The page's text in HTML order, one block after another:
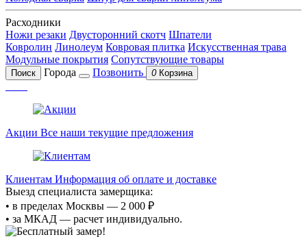
Расходники
Ножи резаки Двусторонний скотч Шпатели
Ковролин Линолеум Ковровая плитка Искусственная трава
Модульные покрытия Сопутствующие товары
Поиск Города Позвонить 0 Корзина
Акции Все наши текущие предложения
Клиентам Информация об оплате и доставке
Выезд специалиста замерщика:
• в пределах Москвы — 2 000 ₽
• за МКАД — расчет индивидуально.